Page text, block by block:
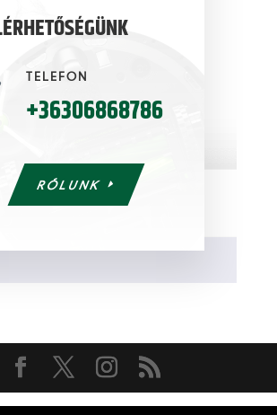
TELEFON
+36306868786
RÓLUNK